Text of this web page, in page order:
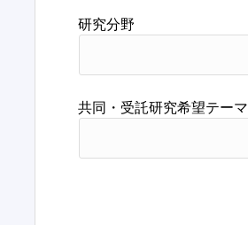
研究分野
共同・受託研究希望テーマ